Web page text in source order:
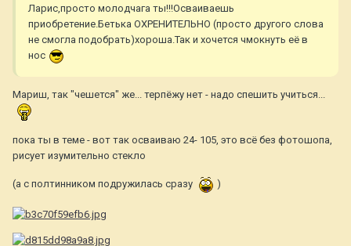
Ларис,просто молодчага ты!!!Осваиваешь
приобретение.Бетька ОХРЕНИТЕЛЬНО (просто другого слова
не смогла подобрать)хороша.Так и хочется чмокнуть её в
нос
Мариш, так "чешется" же... терпёжу нет - надо спешить учиться...
пока ты в теме - вот так осваиваю 24- 105, это всё без фотошопа,
рисует изумительно стекло
(а с полтинником подружилась сразу )